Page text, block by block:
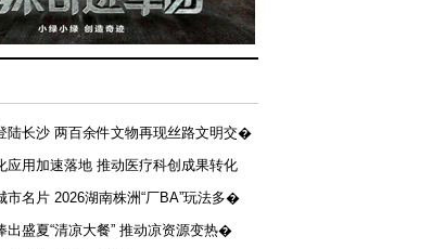
陆长沙 两百余件文物再现丝路文明交�
应用加速落地 推动医疗科创成果转化
市名片 2026湖南株洲“厂BA”玩法多�
出盛夏“清凉大餐” 推动凉资源变热�